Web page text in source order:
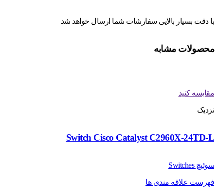
با دقت بسیار بالایی سفارشات شما ارسال خواهد شد
محصولات مشابه
مقایسه کنید
نزدیک
Switch Cisco Catalyst C2960X-24TD-L
سوئیچ Switches
فهرست علاقه مندی ها